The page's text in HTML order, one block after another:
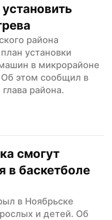
района
установки
в микрорайоне
этом сообщил в
района.
смогут
в баскетболе
в Ноябрьске
и детей. Об